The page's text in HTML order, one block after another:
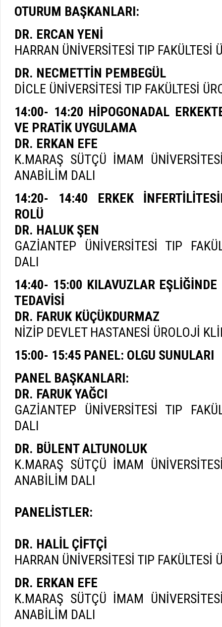
OTURUM BAŞKANLARI:
DR. ERCAN YENİ
HARRAN ÜNİVERSİTESİ TIP
DR. NECMETTİN PEMBEGÜL
DİCLE ÜNİVERSİTESİ TIP FAKÜLTESİ
14:00- 14:20 HİPOGONADAL
VE PRATİK UYGULAMA
DR. ERKAN EFE
K.MARAŞ SÜTÇÜ İMAM
ANABİLİM DALI
14:20- 14:40 ERKEK
ROLÜ
DR. HALUK ŞEN
GAZİANTEP ÜNİVERSİTESİ TIP
DALI
14:40- 15:00 KILAVUZLAR
TEDAVİSİ
DR. FARUK KÜÇÜKDURMAZ
NİZİP DEVLET HASTANESİ ÜROLOJİ
15:00- 15:45 PANEL: OLGU SUNULARI
PANEL BAŞKANLARI:
DR. FARUK YAĞCI
GAZİANTEP ÜNİVERSİTESİ TIP
DALI
DR. BÜLENT ALTUNOLUK
K.MARAŞ SÜTÇÜ İMAM
ANABİLİM DALI
PANELİSTLER:
DR. HALİL ÇİFTÇİ
HARRAN ÜNİVERSİTESİ TIP
DR. ERKAN EFE
K.MARAŞ SÜTÇÜ İMAM
ANABİLİM DALI